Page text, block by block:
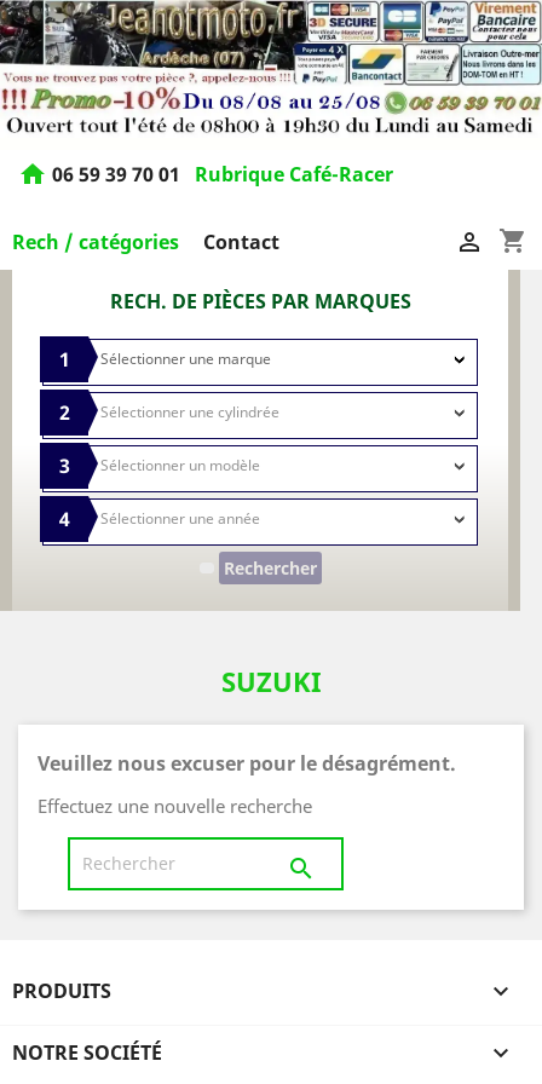
home 06 59 39 70 01 Rubrique Café-Racer
Rech / catégories Contact shopping_cart

RECH. DE PIÈCES PAR MARQUES
1
2
3
4
Rechercher
SUZUKI
Veuillez nous excuser pour le désagrément.
Effectuez une nouvelle recherche

PRODUITS 
NOTRE SOCIÉTÉ 